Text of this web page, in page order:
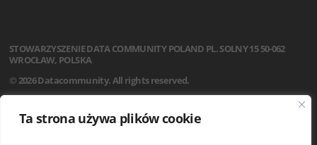
Ta strona używa plików cookie
STOWARZYSZENIEDATA COMMUNITY POLAND PL. SOLNY 1550-062
WROCŁAW, POLSKA
© 2026 Datacommunity. All rights reserved.
AKTUALNOŚCI